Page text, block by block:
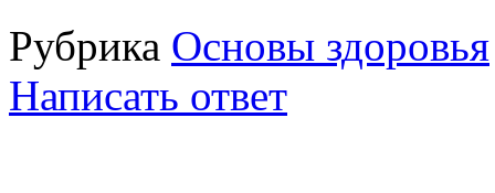
Рубрика Основы здоровья
Написать ответ